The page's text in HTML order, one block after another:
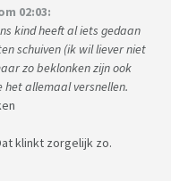
02:03:
kind heeft al iets gedaan
schuiven (ik wil liever niet
zo beklonken zijn ook
allemaal versnellen.
klinkt zorgelijk zo.